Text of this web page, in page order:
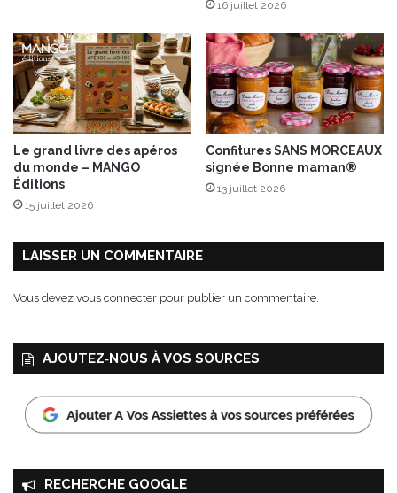
s
d
e
p
o
m
e
s
e
16 juillet 2026
Le grand livre des apéros
du monde – MANGO
Éditions
15 juillet 2026
Confitures SANS MORCEAUX
signée Bonne maman®
13 juillet 2026
LAISSER UN COMMENTAIRE
Vous devez vous connecter pour publier un commentaire.
AJOUTEZ‑NOUS À VOS SOURCES
RECHERCHE GOOGLE